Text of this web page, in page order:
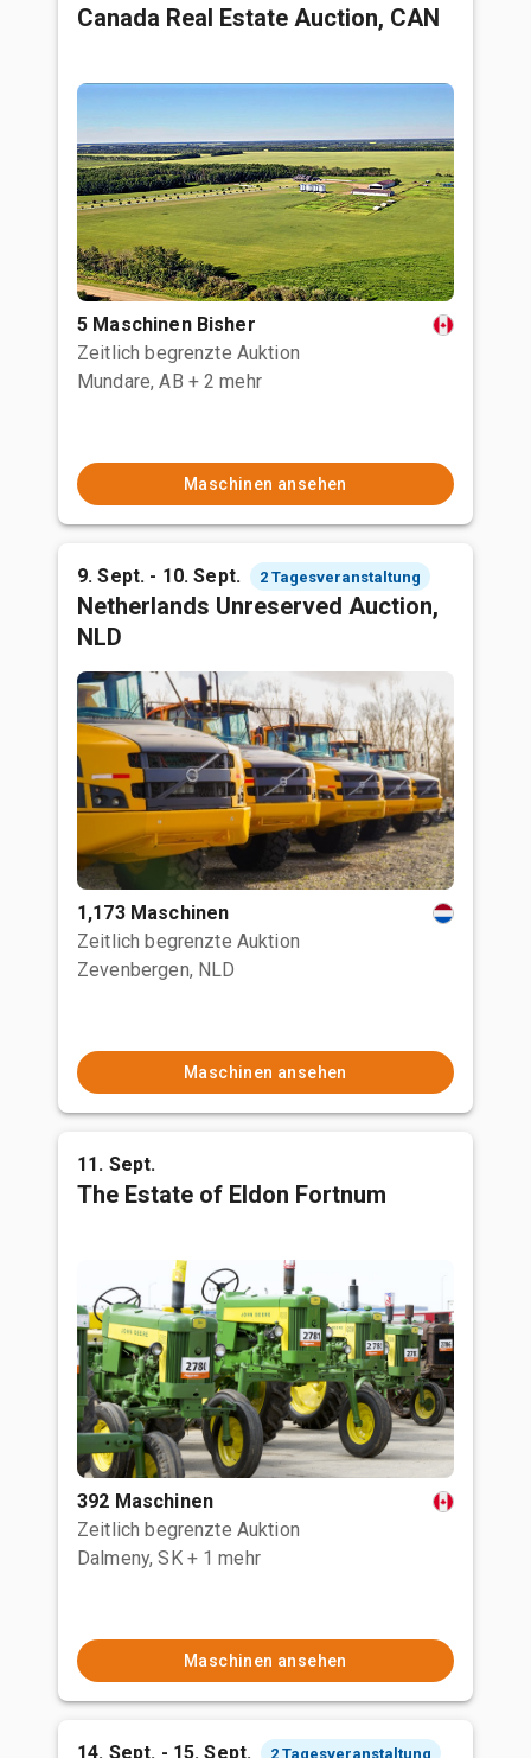
Canada Real Estate Auction, CAN
5 Maschinen Bisher
Zeitlich begrenzte Auktion
Mundare, AB + 2 mehr
Maschinen ansehen
9. Sept. - 10. Sept. 2 Tagesveranstaltung
Netherlands Unreserved Auction,
NLD
1,173 Maschinen
Zeitlich begrenzte Auktion
Zevenbergen, NLD
Maschinen ansehen
11. Sept.
The Estate of Eldon Fortnum
392 Maschinen
Zeitlich begrenzte Auktion
Dalmeny, SK + 1 mehr
Maschinen ansehen
14. Sept. - 15. Sept. 2 Tagesveranstaltung